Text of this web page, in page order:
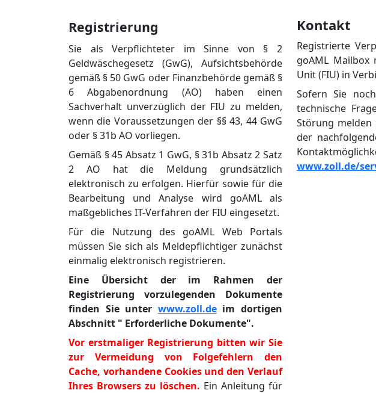
Registrierung
Sie als Verpflichteter im Sinne von § 2
Geldwäschegesetz (GwG), Aufsichtsbehörde
gemäß § 50 GwG oder Finanzbehörde gemäß §
6 Abgabenordnung (AO) haben einen
Sachverhalt unverzüglich der FIU zu melden,
wenn die Voraussetzungen der §§ 43, 44 GwG
oder § 31b AO vorliegen.
Gemäß § 45 Absatz 1 GwG, § 31b Absatz 2 Satz
2 AO hat die Meldung grundsätzlich
elektronisch zu erfolgen. Hierfür sowie für die
Bearbeitung und Analyse wird goAML als
maßgebliches IT-Verfahren der FIU eingesetzt.
Für die Nutzung des goAML Web Portals
müssen Sie sich als Meldepflichtiger zunächst
einmalig elektronisch registrieren.
Eine Übersicht der im Rahmen der
Registrierung vorzulegenden Dokumente
finden Sie unter www.zoll.deim dortigen
Abschnitt " Erforderliche Dokumente".
Vor erstmaliger Registrierung bitten wir Sie
zur Vermeidung von Folgefehlern den
Cache, vorhandene Cookies und den Verlauf
Ihres Browsers zu löschen. Ein Anleitung für
Kontakt
Registrierte
goAML Mailbox
Unit (FIU) in
Sofern Sie
technische
Störung
der
www.zoll.de/